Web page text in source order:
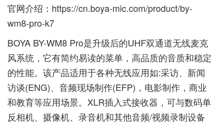
官网介绍： https://cn.boya-mic.com/product/by-
wm8-pro-k7
BOYA BY-WM8 Pro是升级后的UHF双通道无线麦克
风系统，它有简约易读的菜单，高品质的音质和稳定
的性能。该产品适用于各种无线应用如:采访、新闻
访谈(ENG)、音频现场制作(EFP)，电影制作，商业
和教育等应用场景。XLR插入式接收器，可与数码单
反相机、摄像机、录音机和其他音频/视频录制设备